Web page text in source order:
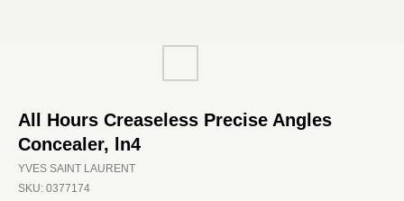
All Hours Creaseless Precise Angles
Concealer, ln4
YVES SAINT LAURENT
SKU: 0377174